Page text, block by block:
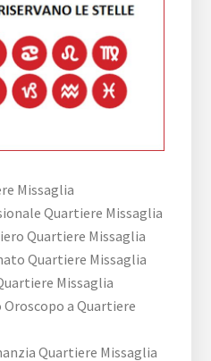
Missaglia
Quartiere Missaglia
Quartiere Missaglia
Quartiere Missaglia
Missaglia
a Quartiere
Quartiere Missaglia